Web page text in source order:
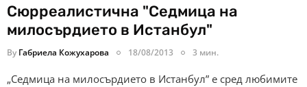
Сюрреалистична "Седмица на
милосърдието в Истанбул"
By Габриела Кожухарова 18/08/2013 3 мин.
„Седмица на милосърдието в Истанбул” е сред любимите